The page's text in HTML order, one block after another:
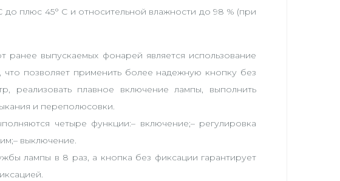
плюс 45° С и относительной влажности до 98 % (при
выпускаемых фонарей является использование
позволяет применить более надежную кнопку без
реализовать плавное включение лампы, выполнить
и переполюсовки.
четыре функции:– включение;– регулировка
выключение.
лампы в 8 раз, а кнопка без фиксации гарантирует